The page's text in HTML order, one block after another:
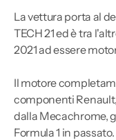
La vettura porta al
TECH 21 ed è tra
2021 ad essere
Il motore
componenti
dalla Mecachrome,
Formula 1 in passato.